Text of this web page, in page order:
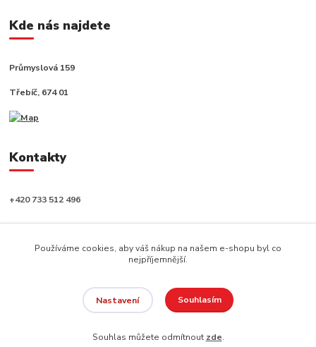
Kde nás najdete
Průmyslová 159
Třebíč, 674 01
Kontakty
+420 733 512 496
info@capushop.cz
Vytvořeno na
Eshop-rychle.cz
Používáme cookies, aby váš nákup na našem e-shopu byl co
nejpříjemnější.
Nastavení Souhlasím
Souhlas můžete odmítnout zde.